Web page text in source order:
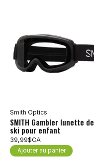
Smith Optics
SMITH Gambler lunette de
ski pour enfant
39,99$CA
Ajouter au panier